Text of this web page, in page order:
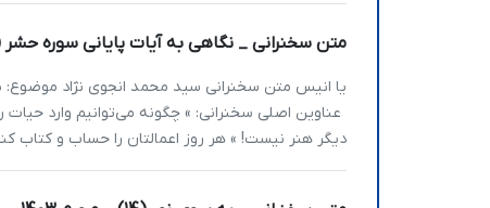
متن سخنرانی _ نگاهی به آیات پایانی سوره حشر (1) _ احیاء شب جمعه ماه مبارک رمضان
عناوین اصلی سخنرانی: » چگونه می‌توانیم وارد
دیگر هنر نیست! » هر روز اعمالتان را حساب و کتاب